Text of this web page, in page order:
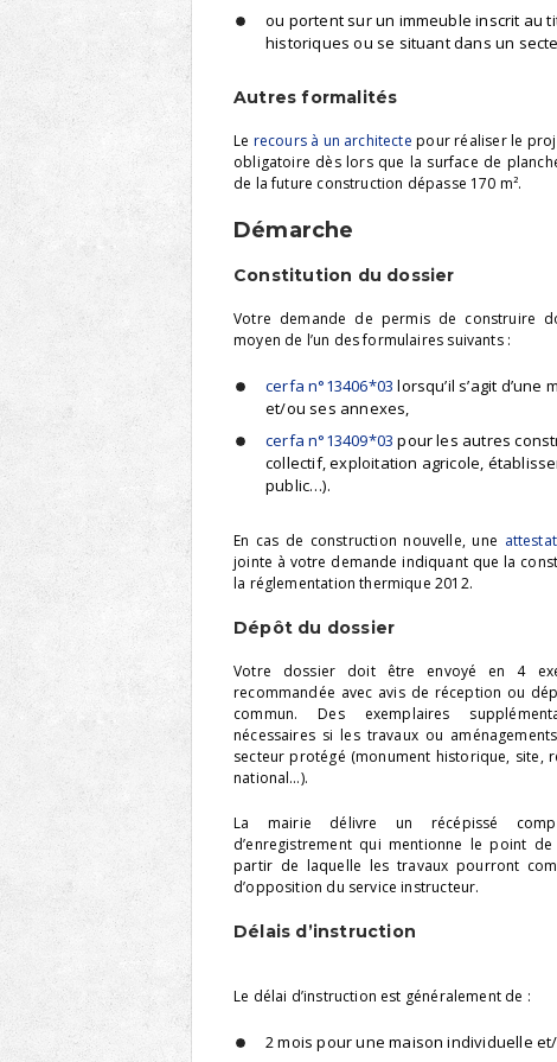
ou portent sur un immeuble inscrit au
historiques ou se situant dans un
Autres formalités
Le recours à un architecte pour réaliser le
obligatoire dès lors que la surface de
de la future construction dépasse 170 m².
Démarche
Constitution du dossier
Votre demande de permis de construire
moyen de l’un des formulaires suivants :
cerfa n°13406*03 lorsqu’il s’agit
et/ou ses annexes,
cerfa n°13409*03 pour les autres
collectif, exploitation agricole,
public…).
En cas de construction nouvelle, une
jointe à votre demande indiquant que la
la réglementation thermique 2012.
Dépôt du dossier
Votre dossier doit être envoyé en 4
recommandée avec avis de réception ou
commun. Des exemplaires
nécessaires si les travaux ou
secteur protégé (monument historique, site,
national…).
La mairie délivre un récépissé
d’enregistrement qui mentionne le point
partir de laquelle les travaux pourront
d’opposition du service instructeur.
Délais d’instruction
Le délai d’instruction est généralement de :
2 mois pour une maison individuelle